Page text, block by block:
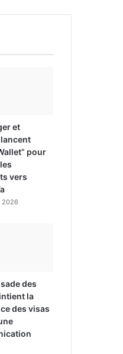
et
pour
vers
2026
des
la
des visas